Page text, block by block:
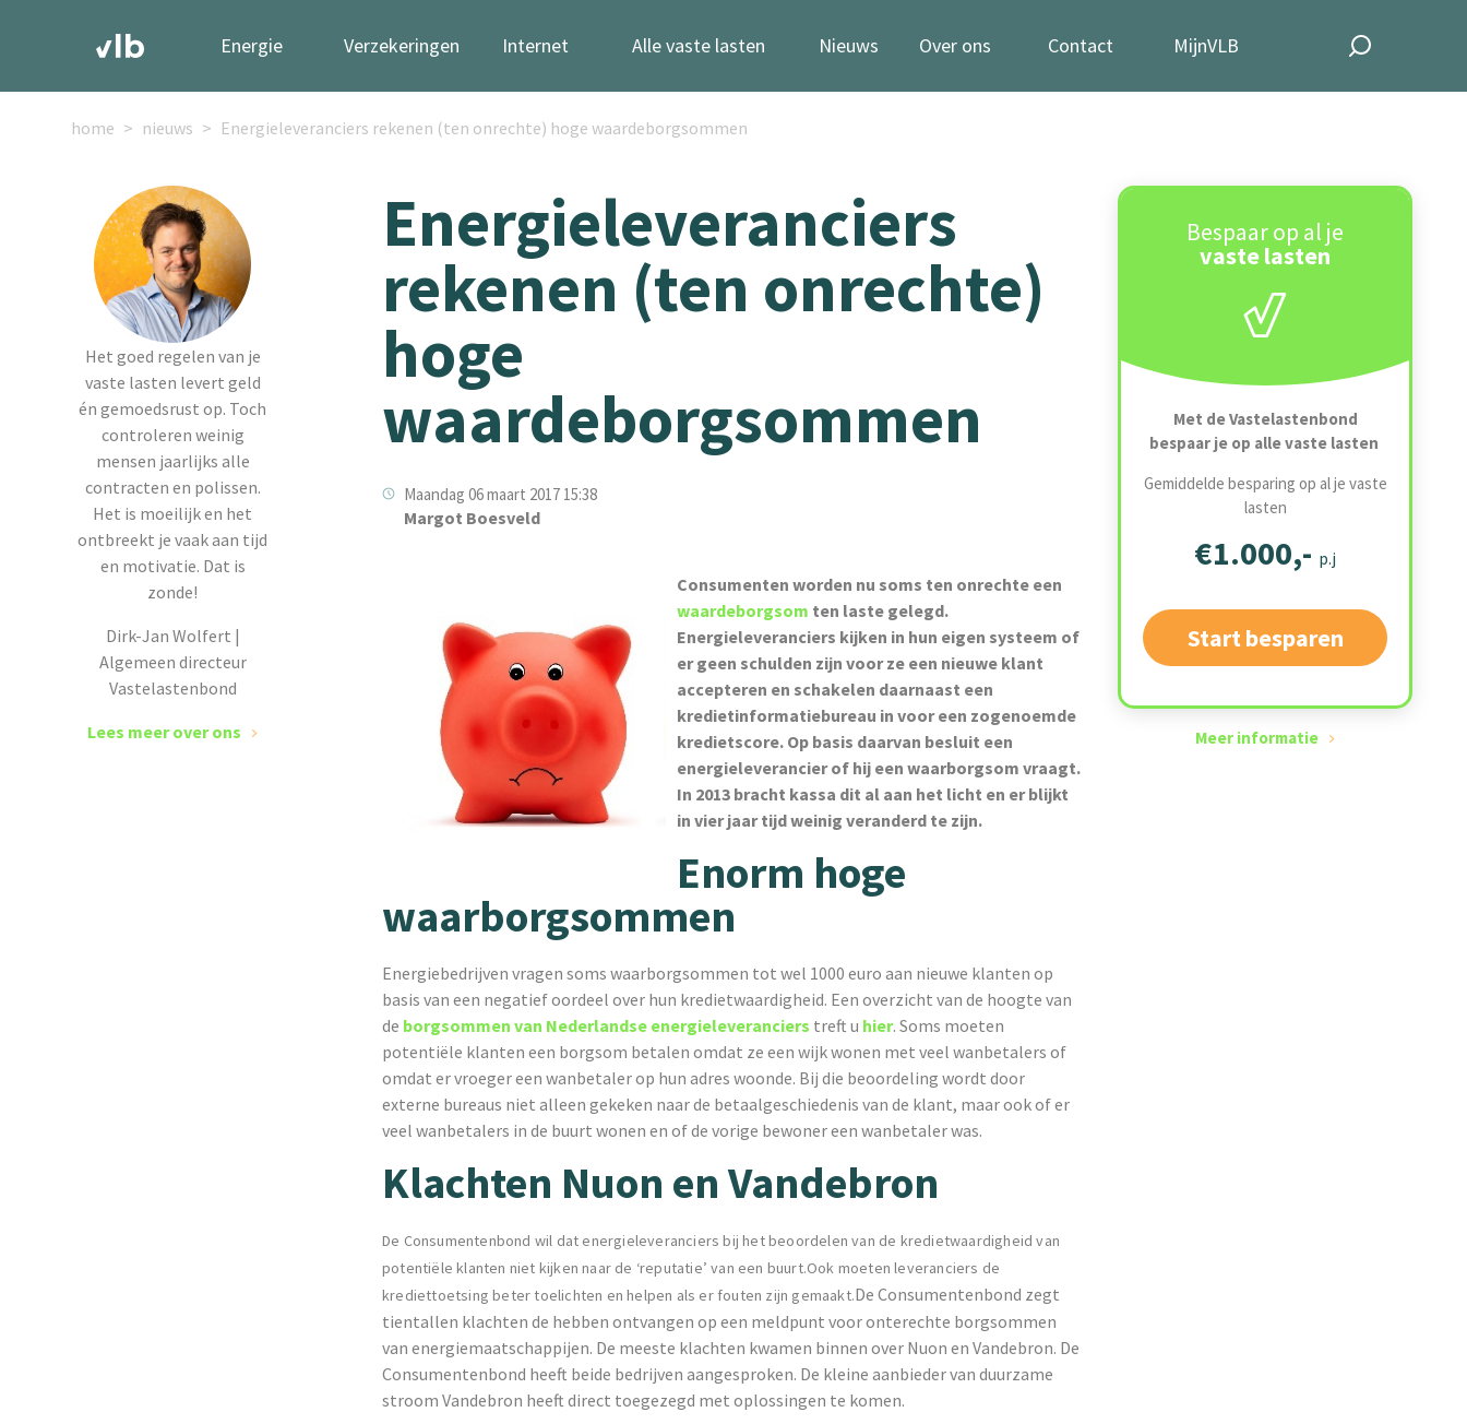
Energie Verzekeringen Internet Alle vaste lasten Nieuws Over ons Contact MijnVLB
home nieuws Energieleveranciers rekenen (ten onrechte) hoge waardeborgsommen
Het goed regelen van je
vaste lasten levert geld
én gemoedsrust op. Toch
controleren weinig
mensen jaarlijks alle
contracten en polissen.
Het is moeilijk en het
ontbreekt je vaak aan tijd
en motivatie. Dat is
zonde!
Dirk-Jan Wolfert |
Algemeen directeur
Vastelastenbond
Lees meer over ons
Bespaar op al je
vaste lasten
Met de Vastelastenbond
bespaar je op alle vaste lasten
Gemiddelde besparing op al je vaste
lasten
€1.000,- p.j
Start besparen
Meer informatie
Energieleveranciers
rekenen (ten onrechte)
hoge
waardeborgsommen
Maandag 06 maart 2017 15:38
Margot Boesveld
Consumenten worden nu soms ten onrechte een
waardeborgsom ten laste gelegd.
Energieleveranciers kijken in hun eigen systeem of
er geen schulden zijn voor ze een nieuwe klant
accepteren en schakelen daarnaast een
kredietinformatiebureau in voor een zogenoemde
kredietscore. Op basis daarvan besluit een
energieleverancier of hij een waarborgsom vraagt.
In 2013 bracht kassa dit al aan het licht en er blijkt
in vier jaar tijd weinig veranderd te zijn.
Enorm hoge
waarborgsommen
Energiebedrijven vragen soms waarborgsommen tot wel 1000 euro aan nieuwe klanten op
basis van een negatief oordeel over hun kredietwaardigheid. Een overzicht van de hoogte van
de borgsommen van Nederlandse energieleveranciers treft u hier. Soms moeten
potentiële klanten een borgsom betalen omdat ze een wijk wonen met veel wanbetalers of
omdat er vroeger een wanbetaler op hun adres woonde. Bij die beoordeling wordt door
externe bureaus niet alleen gekeken naar de betaalgeschiedenis van de klant, maar ook of er
veel wanbetalers in de buurt wonen en of de vorige bewoner een wanbetaler was.
Klachten Nuon en Vandebron
De Consumentenbond wil dat energieleveranciers bij het beoordelen van de kredietwaardigheid van
potentiële klanten niet kijken naar de ‘reputatie’ van een buurt.Ook moeten leveranciers de
krediettoetsing beter toelichten en helpen als er fouten zijn gemaakt.De Consumentenbond zegt
tientallen klachten de hebben ontvangen op een meldpunt voor onterechte borgsommen
van energiemaatschappijen. De meeste klachten kwamen binnen over Nuon en Vandebron. De
Consumentenbond heeft beide bedrijven aangesproken. De kleine aanbieder van duurzame
stroom Vandebron heeft direct toegezegd met oplossingen te komen.